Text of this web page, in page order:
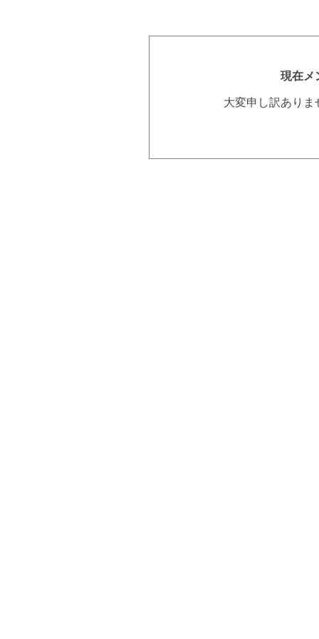
現在メ
大変申し訳あり